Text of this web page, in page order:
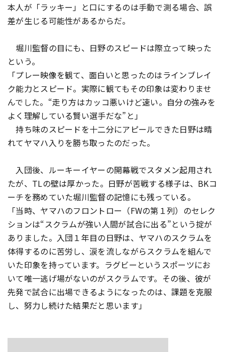
本人が「ラッキー」と口にするのは手動で測る場合、誤
差が生じる可能性があるからだ。
堀川監督の目にも、日野のスピードは際立って映った
という。
「プレー映像を観て、面白いと思ったのはラインブレイ
ク能力とスピード。実際に観てもその印象は変わりませ
んでした。“走り方はカッコ悪いけど速い。自分の強みを
よく理解している賢い選手だな”と」
持ち味のスピードを十二分にアピールできた日野は晴
れてヤマハ入りを勝ち取ったのだった。
入団後、ルーキーイヤーの開幕戦でスタメン起用され
たが、TLの壁は厚かった。日野が苦戦する様子は、BKコ
ーチを務めていた堀川監督の記憶にも残っている。
「当時、ヤマハのフロントロー（FWの第１列）のセレク
ションは“スクラムが強い人間が試合に出る”という掟が
ありました。入団１年目の日野は、ヤマハのスクラムを
体得するのに苦労し、涙を流しながらスクラムを組んで
いた印象を持っています。ラグビーというスポーツにお
いて唯一逃げ場がないのがスクラムです。その後、彼が
先発で試合に出場できるようになったのは、課題を克服
し、努力し続けた結果だと思います」